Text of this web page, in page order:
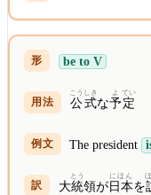
be to V
公
こう
式
しき
な予
よ
定
てい
The president
大統
とう
領が 日本
にほん
を